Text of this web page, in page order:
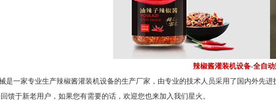
辣椒酱灌装机设备-全自
一家专业生产辣椒酱灌装机设备的生产厂家，由专业的技术人员采用了国内外先
馈于新老用户，如果您有需要的话，欢迎您也来加入我们星火。